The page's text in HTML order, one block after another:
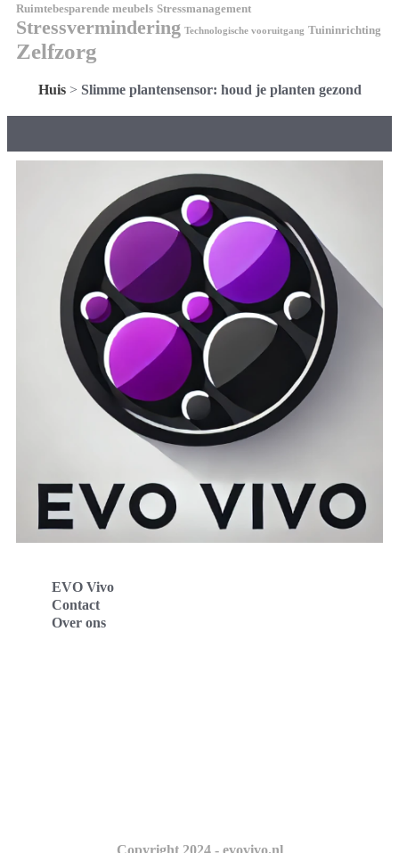
Ruimtebesparende meubels Stressmanagement
Stressvermindering Technologische vooruitgang Tuininrichting
Zelfzorg
Huis> Slimme plantensensor: houd je planten gezond
EVO Vivo
Contact
Over ons
Copyright 2024 - evovivo.nl